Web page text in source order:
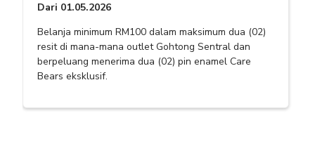
Dari 01.05.2026
Belanja minimum RM100 dalam maksimum dua (02)
resit di mana-mana outlet Gohtong Sentral dan
berpeluang menerima dua (02) pin enamel Care
Bears eksklusif.